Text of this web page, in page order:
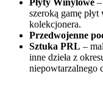
Płyty Winylowe
szeroką gamę
kolekcjonera.
Przedwojenne
Sztuka PRL –
inne dzieła z
niepowtarzalnego